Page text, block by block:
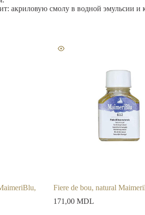
акриловую смолу в водной эмульсии и
Fiere de bou, natural
171,00 MDL